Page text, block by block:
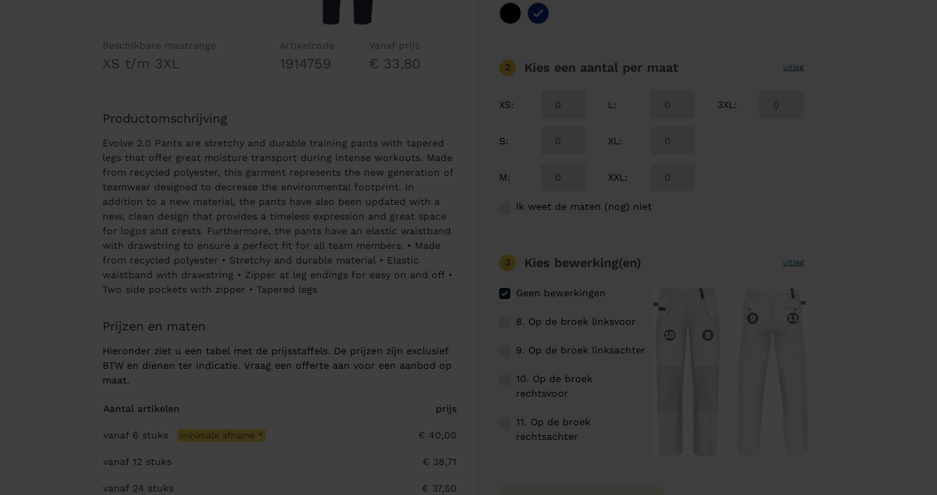
Beschikbare maatrange
XS t/m 3XL
Artikelcode
1914759
Vanaf prijs
€ 33,80
Productomschrijving
Evolve 2.0 Pants are stretchy and durable training pants with tapered
legs that offer great moisture transport during intense workouts. Made
from recycled polyester, this garment represents the new generation of
teamwear designed to decrease the environmental footprint. In
addition to a new material, the pants have also been updated with a
new, clean design that provides a timeless expression and great space
for logos and crests. Furthermore, the pants have an elastic waistband
with drawstring to ensure a perfect fit for all team members. • Made
from recycled polyester • Stretchy and durable material • Elastic
waistband with drawstring • Zipper at leg endings for easy on and off •
Two side pockets with zipper • Tapered legs
Prijzen en maten
Hieronder ziet u een tabel met de prijsstaffels. De prijzen zijn exclusief
BTW en dienen ter indicatie. Vraag een offerte aan voor een aanbod op
maat.
Aantal artikelen prijs
vanaf 6 stuks minimale afname * € 40,00
vanaf 12 stuks € 38,71
vanaf 24 stuks € 37,50
2 Kies een aantal per maat uitleg
XS:
S:
M:
L :
XL :
XXL :
3XL :
Ik weet de maten (nog) niet
3 Kies bewerking(en) uitleg
Geen bewerkingen
8. Op de broek linksvoor
9. Op de broek linksachter
10. Op de broek
rechtsvoor
11. Op de broek
rechtsachter